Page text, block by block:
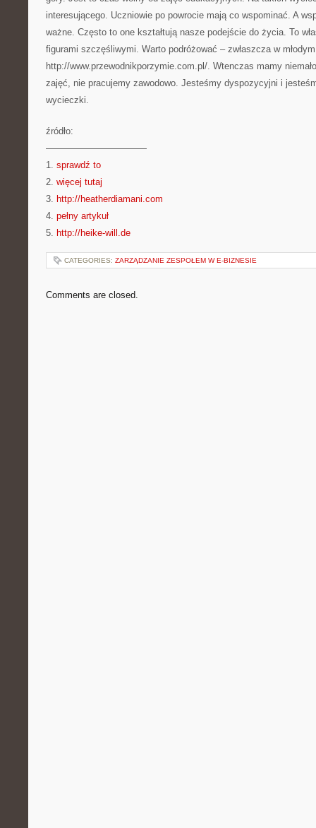
interesującego. Uczniowie po powrocie mają co wspominać. A
ważne. Często to one kształtują nasze podejście do życia. To
figurami szczęśliwymi. Warto podróżować – zwłaszcza w
http://www.przewodnikporzymie.com.pl/. Wtenczas mamy
zajęć, nie pracujemy zawodowo. Jesteśmy dyspozycyjni i
wycieczki.
źródło:
———————————
1. sprawdź to
2. więcej tutaj
3. http://heatherdiamani.com
4. pełny artykuł
5. http://heike-will.de
CATEGORIES: ZARZĄDZANIE ZESPOŁEM W E-BIZNESIE
Comments are closed.